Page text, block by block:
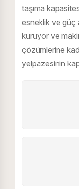
taşıma
esneklik ve güç
kuruyor ve
çözümlerine
yelpazesinin